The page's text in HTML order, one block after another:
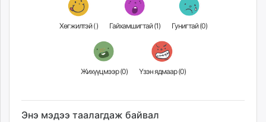
Хөгжилтэй () Гайхамшигтай (1) Гунигтай (0)
Жихүүцмээр (0) Үзэн ядмаар (0)
Энэ мэдээ таалагдаж байвал